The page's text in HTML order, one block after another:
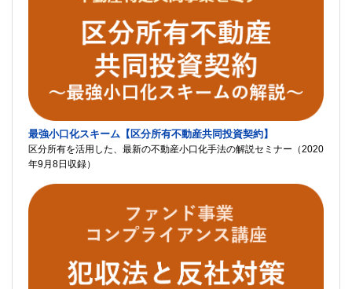
最強小口化スキーム【区分所有不動産共同投資契約】
区分所有を活用した、最新の不動産小口化手法の解説セミナー（2020
年9月8日収録）